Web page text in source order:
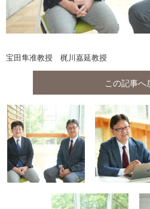
宝田隼准教授 梶川嘉延教授
この記事へ